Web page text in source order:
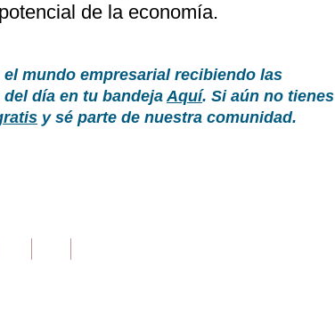
de la economía.
el mundo empresarial recibiendo las
día en tu bandejaAquí. Si aún no tienes
y sé parte de nuestra comunidad.